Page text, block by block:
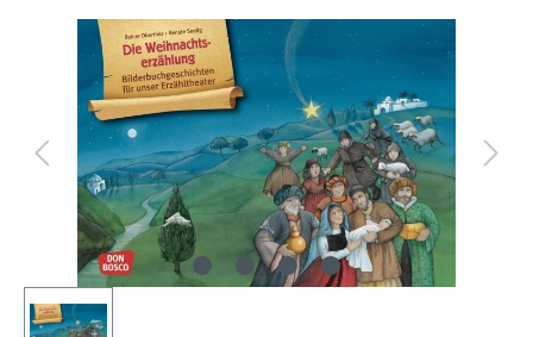
Bildergalerie überspringen